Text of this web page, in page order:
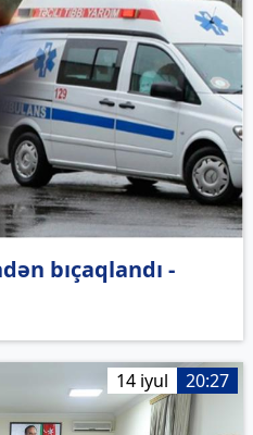
bıçaqlandı -
14 iyul 20:27